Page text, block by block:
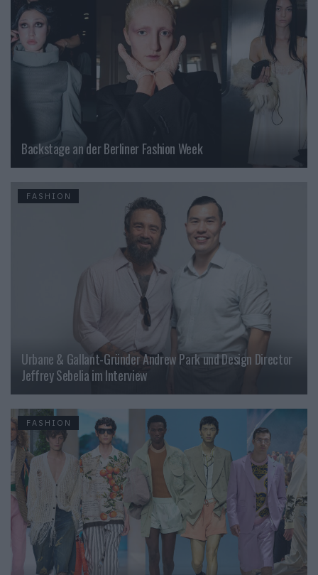
Backstage an der Berliner Fashion Week
FASHION
Urbane & Gallant-Gründer Andrew Park und Design Director
Jeffrey Sebelia im Interview
FASHION